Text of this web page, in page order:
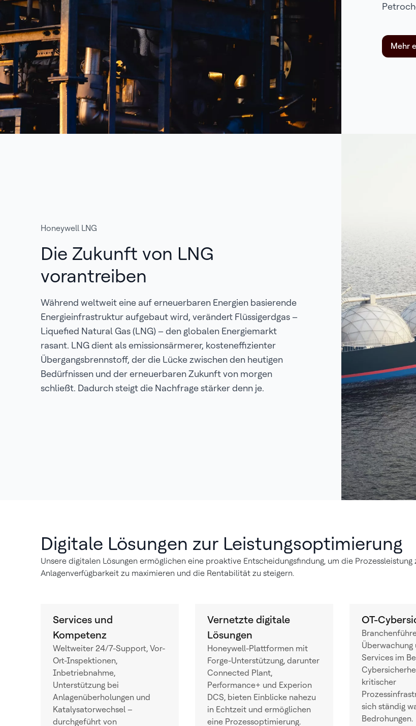
Mehr
Honeywell LNG
Die Zukunft von LNG
vorantreiben
Während weltweit eine auf erneuerbaren Energien basierende
Energieinfrastruktur aufgebaut wird, verändert Flüssigerdgas –
Liquefied Natural Gas (LNG) – den globalen Energiemarkt
rasant. LNG dient als emissionsärmerer, kosteneffizienter
Übergangsbrennstoff, der die Lücke zwischen den heutigen
Bedürfnissen und der erneuerbaren Zukunft von morgen
schließt. Dadurch steigt die Nachfrage stärker denn je.
Digitale Lösungen zur Leistungsoptimierung
Unsere digitalen Lösungen ermöglichen eine proaktive Entscheidungsfindung, um die
Anlagenverfügbarkeit zu maximieren und die Rentabilität zu steigern.
Services und
Kompetenz
Weltweiter 24/7-Support, Vor-
Ort-Inspektionen,
Inbetriebnahme,
Unterstützung bei
Anlagenüberholungen und
Katalysatorwechsel –
durchgeführt von
Vernetzte digitale
Lösungen
Honeywell-Plattformen mit
Forge-Unterstützung, darunter
Connected Plant,
Performance+ und Experion
DCS, bieten Einblicke nahezu
in Echtzeit und ermöglichen
eine Prozessoptimierung.
OT-
Überwachung
Services im
kritischer
sich ständig
Bedrohungen.